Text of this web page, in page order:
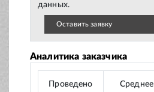
данных.
Оставить заявку
Аналитика заказчика
Проведено
Среднее